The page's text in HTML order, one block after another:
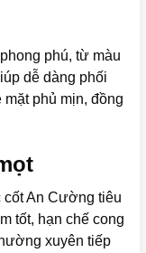
phú, từ màu
dễ dàng phối
phủ mịn, đồng
cốt An Cường tiêu
tốt, hạn chế cong
xuyên tiếp